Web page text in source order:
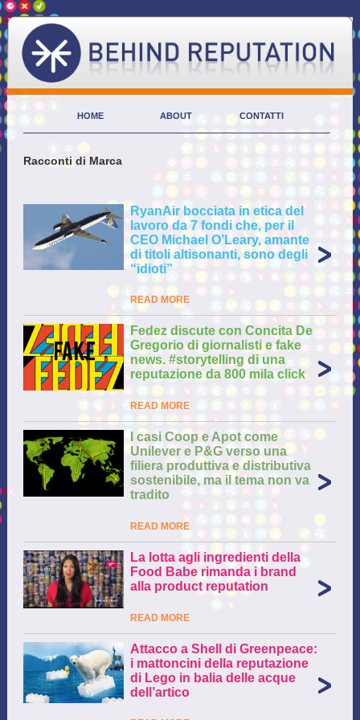
HOME ABOUT CONTATTI
Racconti di Marca
RyanAir bocciata in etica del
lavoro da 7 fondi che, per il
CEO Michael O’Leary, amante
di titoli altisonanti, sono degli
“idioti”
READ MORE
Fedez discute con Concita De
Gregorio di giornalisti e fake
news. #storytelling di una
reputazione da 800 mila click
READ MORE
I casi Coop e Apot come
Unilever e P&G verso una
filiera produttiva e distributiva
sostenibile, ma il tema non va
tradito
READ MORE
La lotta agli ingredienti della
Food Babe rimanda i brand
alla product reputation
READ MORE
Attacco a Shell di Greenpeace:
i mattoncini della reputazione
di Lego in balia delle acque
dell’artico